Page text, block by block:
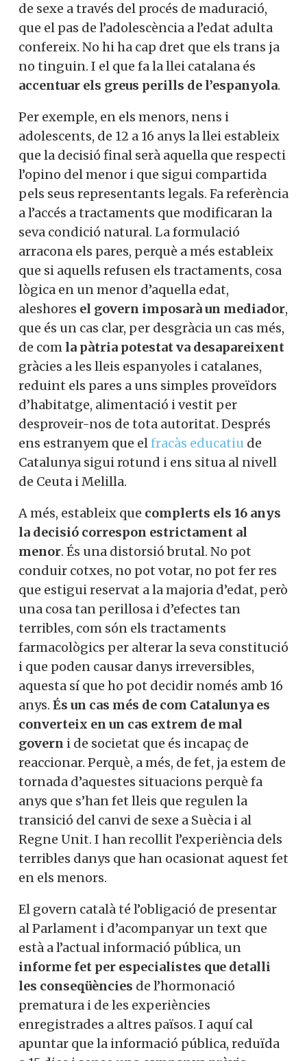
de sexe a través del procés de maduració,
que el pas de l’adolescència a l’edat adulta
confereix. No hi ha cap dret que els trans ja
no tinguin. I el que fa la llei catalana és
accentuar els greus perills de l’espanyola.
Per exemple, en els menors, nens i
adolescents, de 12 a 16 anys la llei estableix
que la decisió final serà aquella que respecti
l’opino del menor i que sigui compartida
pels seus representants legals. Fa referència
a l’accés a tractaments que modificaran la
seva condició natural. La formulació
arracona els pares, perquè a més estableix
que si aquells refusen els tractaments, cosa
lògica en un menor d’aquella edat,
aleshores el govern imposarà un mediador,
que és un cas clar, per desgràcia un cas més,
de com la pàtria potestat va desapareixent
gràcies a les lleis espanyoles i catalanes,
reduint els pares a uns simples proveïdors
d’habitatge, alimentació i vestit per
desproveir-nos de tota autoritat. Després
ens estranyem que elfracàs educatiu de
Catalunya sigui rotund i ens situa al nivell
de Ceuta i Melilla.
A més, estableix que complerts els 16 anys
la decisió correspon estrictament al
menor. És una distorsió brutal. No pot
conduir cotxes, no pot votar, no pot fer res
que estigui reservat a la majoria d’edat, però
una cosa tan perillosa i d’efectes tan
terribles, com són els tractaments
farmacològics per alterar la seva constitució
i que poden causar danys irreversibles,
aquesta sí que ho pot decidir només amb 16
anys. És un cas més de com Catalunya es
converteix en un cas extrem de mal
govern i de societat que és incapaç de
reaccionar. Perquè, a més, de fet, ja estem de
tornada d’aquestes situacions perquè fa
anys que s’han fet lleis que regulen la
transició del canvi de sexe a Suècia i al
Regne Unit. I han recollit l’experiència dels
terribles danys que han ocasionat aquest fet
en els menors.
El govern català té l’obligació de presentar
al Parlament i d’acompanyar un text que
està a l’actual informació pública, un
informe fet per especialistes que detalli
les conseqüències de l’hormonació
prematura i de les experiències
enregistrades a altres països. I aquí cal
apuntar que la informació pública, reduïda